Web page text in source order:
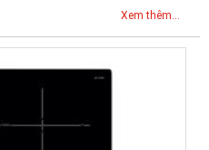
Xem thêm...